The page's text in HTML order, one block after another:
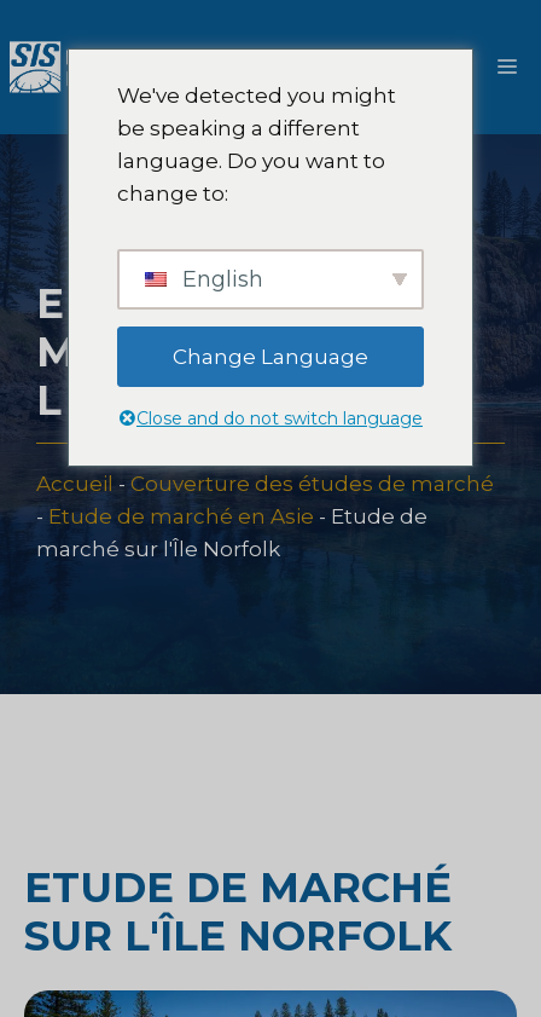
au
contenu
ETUDE DE
MARCHÉ SUR
L'ÎLE NORFOLK
Accueil - Couverture des études de marché
- Etude de marché en Asie - Etude de
marché sur l'Île Norfolk
ETUDE DE MARCHÉ
SUR L'ÎLE NORFOLK
We've detected you might
be speaking a different
language. Do you want to
change to:
English
Change Language
Close and do not switch language